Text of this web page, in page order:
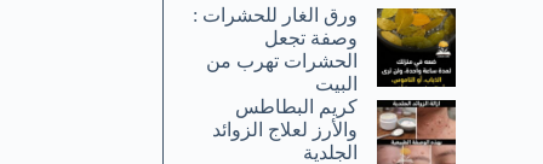
ورق الغار للحشرات :
وصفة تجعل
الحشرات تهرب من
البيت
كريم البطاطس
والأرز لعلاج الزوائد
الجلدية